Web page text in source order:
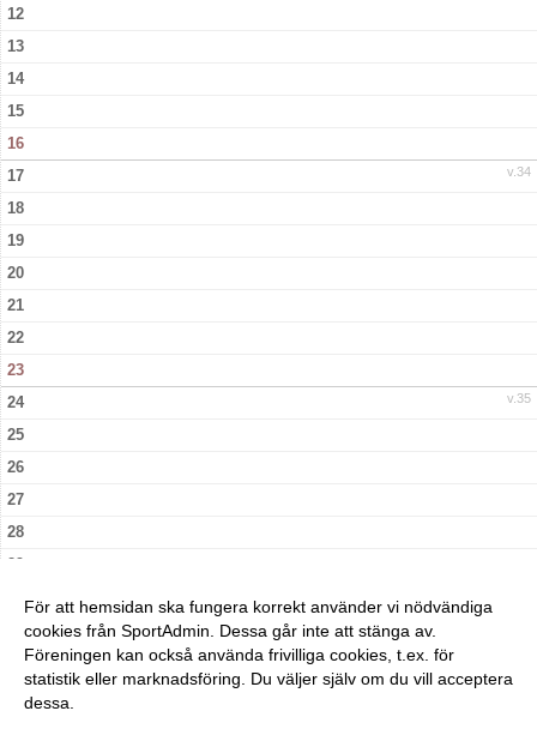
12
13
14
15
16
v.34
17
18
19
20
21
22
23
v.35
24
25
26
27
28
29
För att hemsidan ska fungera korrekt använder vi nödvändiga
cookies från SportAdmin. Dessa går inte att stänga av.
Föreningen kan också använda frivilliga cookies, t.ex. för
statistik eller marknadsföring. Du väljer själv om du vill acceptera
dessa.